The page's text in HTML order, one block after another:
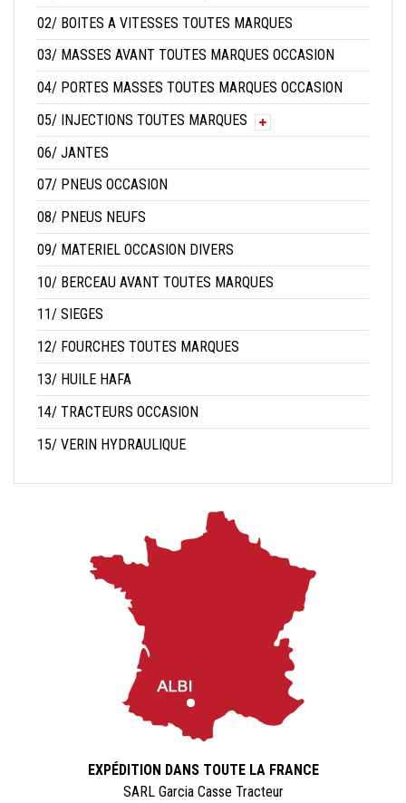
02/ BOITES A VITESSES TOUTES MARQUES
03/ MASSES AVANT TOUTES MARQUES OCCASION
04/ PORTES MASSES TOUTES MARQUES OCCASION
05/ INJECTIONS TOUTES MARQUES
06/ JANTES
07/ PNEUS OCCASION
08/ PNEUS NEUFS
09/ MATERIEL OCCASION DIVERS
10/ BERCEAU AVANT TOUTES MARQUES
11/ SIEGES
12/ FOURCHES TOUTES MARQUES
13/ HUILE HAFA
14/ TRACTEURS OCCASION
15/ VERIN HYDRAULIQUE
EXPÉDITION DANS TOUTE LA FRANCE
SARL Garcia Casse Tracteur